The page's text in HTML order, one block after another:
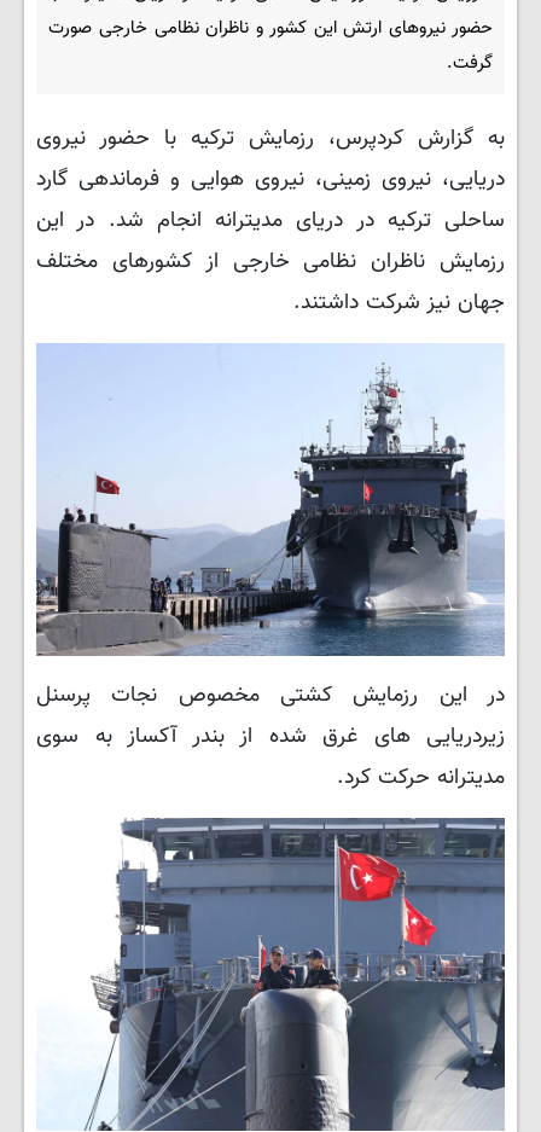
حضور نیروهای ارتش این کشور و ناظران نظامی خارجی صورت
گرفت.
به گزارش کردپرس، رزمایش ترکیه با حضور نیروی
دریایی، نیروی زمینی، نیروی هوایی و فرماندهی گارد
ساحلی ترکیه در دریای مدیترانه انجام شد. در این
رزمایش ناظران نظامی خارجی از کشورهای مختلف
جهان نیز شرکت داشتند.
در این رزمایش کشتی مخصوص نجات پرسنل
زیردریایی های غرق شده از بندر آکساز به سوی
مدیترانه حرکت کرد.